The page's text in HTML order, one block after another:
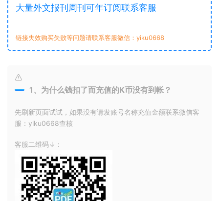
大量外文报刊周刊可年订阅联系客服
链接失效购买失败等问题请联系客服微信：yiku0668
1、为什么钱扣了而充值的K币没有到帐？
先刷新页面试试，如果没有请发账号名称充值金额联系微信客
服：yiku0668查核
客服二维码↓：